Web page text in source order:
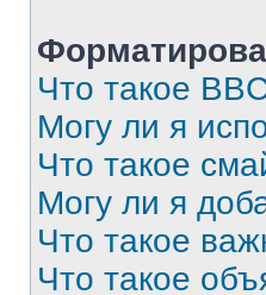
Что такое
Могу ли я
Что такое
Могу ли я
Что такое
Что такое